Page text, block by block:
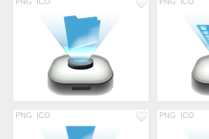
PNG ICO PNG ICO